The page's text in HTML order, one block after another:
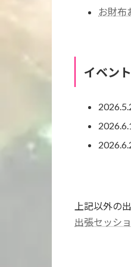
お財布
イベン
上記以外の
出張セッシ